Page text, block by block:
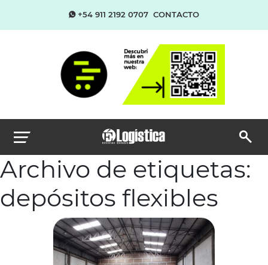
+54 911 2192 0707 CONTACTO
Archivo de etiquetas:
depósitos flexibles